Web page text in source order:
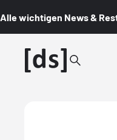
Alle wichtigen News &